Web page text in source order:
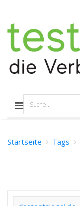
Startseite Tags